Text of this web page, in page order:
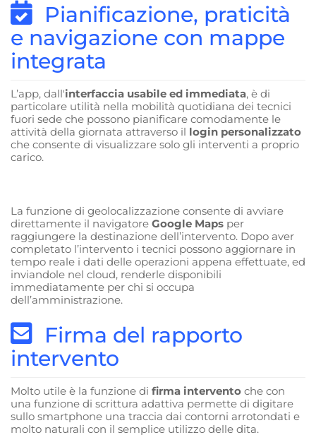
Pianificazione, praticità
e navigazione con mappe
integrata
L’app, dall'interfaccia usabile ed immediata, è di
particolare utilità nella mobilità quotidiana dei tecnici
fuori sede che possono pianificare comodamente le
attività della giornata attraverso il login personalizzato
che consente di visualizzare solo gli interventi a proprio
carico.
La funzione di geolocalizzazione consente di avviare
direttamente il navigatore Google Maps per
raggiungere la destinazione dell’intervento. Dopo aver
completato l’intervento i tecnici possono aggiornare in
tempo reale i dati delle operazioni appena effettuate, ed
inviandole nel cloud, renderle disponibili
immediatamente per chi si occupa
dell’amministrazione.
Firma del rapporto
intervento
Molto utile è la funzione di firma intervento che con
una funzione di scrittura adattiva permette di digitare
sullo smartphone una traccia dai contorni arrotondati e
molto naturali con il semplice utilizzo delle dita.